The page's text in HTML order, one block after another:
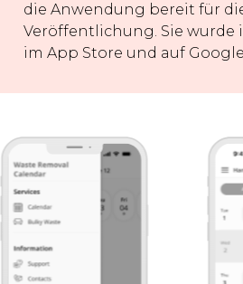
die Anwendung bereit für
Veröffentlichung. Sie wurde
im App Store und auf